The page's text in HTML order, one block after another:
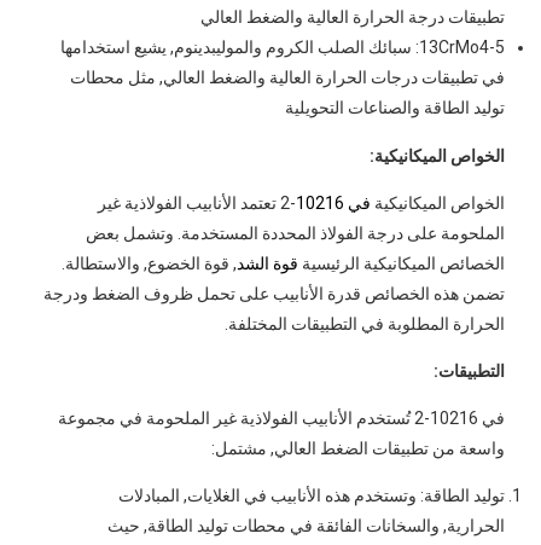
تطبيقات درجة الحرارة العالية والضغط العالي
13CrMo4-5: سبائك الصلب الكروم والموليبدينوم, يشيع استخدامها
في تطبيقات درجات الحرارة العالية والضغط العالي, مثل محطات
توليد الطاقة والصناعات التحويلية
الخواص الميكانيكية:
الخواص الميكانيكية في 10216
-2 تعتمد الأنابيب الفولاذية غير
الملحومة على درجة الفولاذ المحددة المستخدمة. وتشمل بعض
الخصائص الميكانيكية الرئيسية قوة الشد, قوة الخضوع, والاستطالة.
تضمن هذه الخصائص قدرة الأنابيب على تحمل ظروف الضغط ودرجة
الحرارة المطلوبة في التطبيقات المختلفة.
التطبيقات:
في 10216-2 تُستخدم الأنابيب الفولاذية غير الملحومة في مجموعة
واسعة من تطبيقات الضغط العالي, مشتمل:
توليد الطاقة: وتستخدم هذه الأنابيب في الغلايات, المبادلات
الحرارية, والسخانات الفائقة في محطات توليد الطاقة, حيث